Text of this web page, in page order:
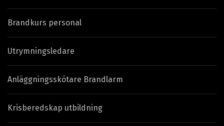
Brandkurs personal
Utrymningsledare
Anläggningsskötare Brandlarm
Krisberedskap utbildning